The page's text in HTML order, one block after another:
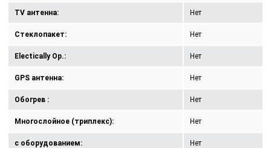
TV антенна: Нет
Стеклопакет: Нет
Electically Op.: Нет
GPS антенна: Нет
Обогрев : Нет
Многослойное (триплекс): Нет
с оборудованием: Нет